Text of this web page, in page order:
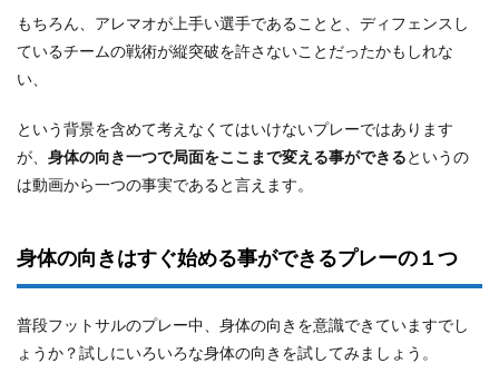
もちろん、アレマオが上手い選手であることと、ディフェンスし
ているチームの戦術が縦突破を許さないことだったかもしれな
い、
という背景を含めて考えなくてはいけないプレーではあります
が、 身体の向き一つで局面をここまで変える事ができるというの
は動画から一つの事実であると言えます。
身体の向きはすぐ始める事ができるプレーの１つ
普段フットサルのプレー中、身体の向きを意識できていますでし
ょうか？試しにいろいろな身体の向きを試してみましょう。